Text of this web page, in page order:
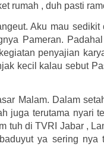
rumah , duh pasti
Aku mau
Pameran.
penyajian
kecil kalau sebut
Malam. Dalam
juga terutama nyari
tuh di TVRI Jabar ,
ya sering